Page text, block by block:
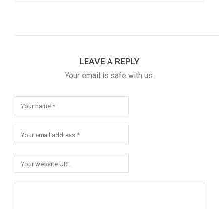
LEAVE A REPLY
Your email is safe with us.